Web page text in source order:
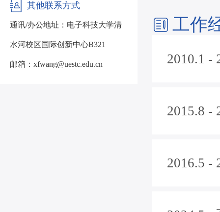
其他联系方式
通讯/办公地址： 电子科技大学清
水河校区国际创新中心B321
邮箱： xfwang@uestc.edu.cn
工作
2010.1
2015.8
2016.5